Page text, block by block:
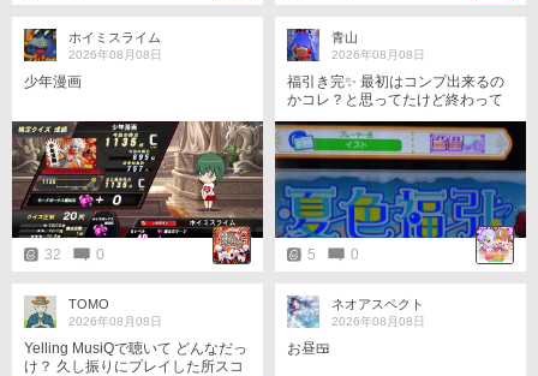
ホイミスライム
2026年08月08日
少年漫画
32 0
青山
2026年08月08日
福引き完✨ 最初はコンプ出来るの
かコレ？と思ってたけど終わって
5 0
TOMO
2026年08月08日
Yelling MusiQで聴いて どんなだっ
け？ 久し振りにプレイした所スコ
ネオアスペクト
2026年08月08日
お昼🍱